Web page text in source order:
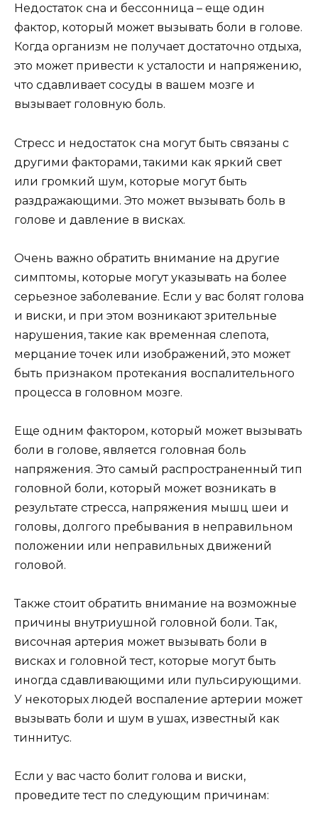
Недостаток сна и бессонница – еще один
фактор, который может вызывать боли в голове.
Когда организм не получает достаточно отдыха,
это может привести к усталости и напряжению,
что сдавливает сосуды в вашем мозге и
вызывает головную боль.
Стресс и недостаток сна могут быть связаны с
другими факторами, такими как яркий свет
или громкий шум, которые могут быть
раздражающими. Это может вызывать боль в
голове и давление в висках.
Очень важно обратить внимание на другие
симптомы, которые могут указывать на более
серьезное заболевание. Если у вас болят голова
и виски, и при этом возникают зрительные
нарушения, такие как временная слепота,
мерцание точек или изображений, это может
быть признаком протекания воспалительного
процесса в головном мозге.
Еще одним фактором, который может вызывать
боли в голове, является головная боль
напряжения. Это самый распространенный тип
головной боли, который может возникать в
результате стресса, напряжения мышц шеи и
головы, долгого пребывания в неправильном
положении или неправильных движений
головой.
Также стоит обратить внимание на возможные
причины внутриушной головной боли. Так,
височная артерия может вызывать боли в
висках и головной тест, которые могут быть
иногда сдавливающими или пульсирующими.
У некоторых людей воспаление артерии может
вызывать боли и шум в ушах, известный как
тиннитус.
Если у вас часто болит голова и виски,
проведите тест по следующим причинам: